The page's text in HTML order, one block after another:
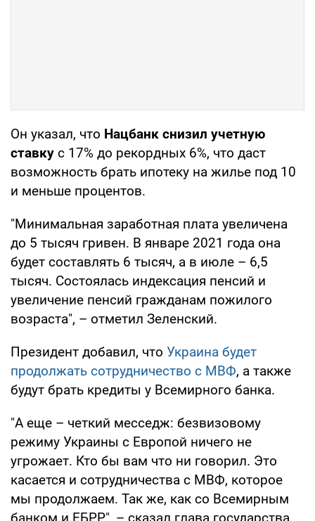
Он указал, что Нацбанк снизил учетную
ставку с 17% до рекордных 6%, что даст
возможность брать ипотеку на жилье под 10
и меньше процентов.
"Минимальная заработная плата увеличена
до 5 тысяч гривен. В январе 2021 года она
будет составлять 6 тысяч, а в июле – 6,5
тысяч. Состоялась индексация пенсий и
увеличение пенсий гражданам пожилого
возраста", – отметил Зеленский.
Президент добавил, что Украина будет
продолжать сотрудничество с МВФ, а также
будут брать кредиты у Всемирного банка.
"А еще – четкий месседж: безвизовому
режиму Украины с Европой ничего не
угрожает. Кто бы вам что ни говорил. Это
касается и сотрудничества с МВФ, которое
мы продолжаем. Так же, как со Всемирным
банком и ЕБРР", – сказал глава государства.